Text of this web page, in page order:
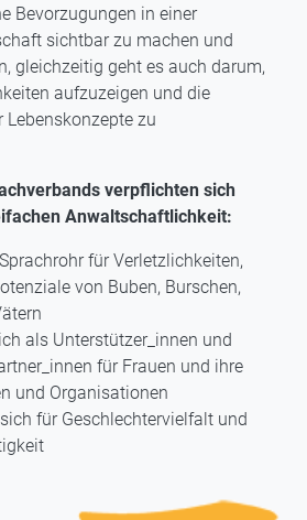
Bevorzugungen in einer
sichtbar zu machen und
gleichzeitig geht es auch darum,
aufzuzeigen und die
zu
verpflichten sich
Anwaltschaftlichkeit:
für Verletzlichkeiten,
von Buben, Burschen,
als Unterstützer_innen und
für Frauen und ihre
und Organisationen
für Geschlechtervielfalt und